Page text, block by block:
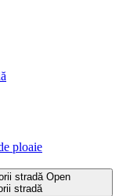
ploaie
stradă Open
stradă